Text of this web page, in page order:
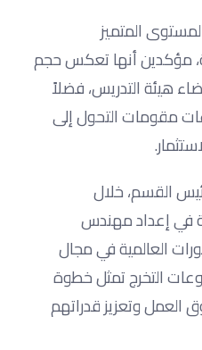
المتميز
مؤكدين أنها تعكس حجم
هيئة التدريس، فضلاً
مقومات التحول إلى
القسم، خلال
في إعداد مهندس
العالمية في مجال
التخرج تمثل خطوة
وتعزيز قدراتهم